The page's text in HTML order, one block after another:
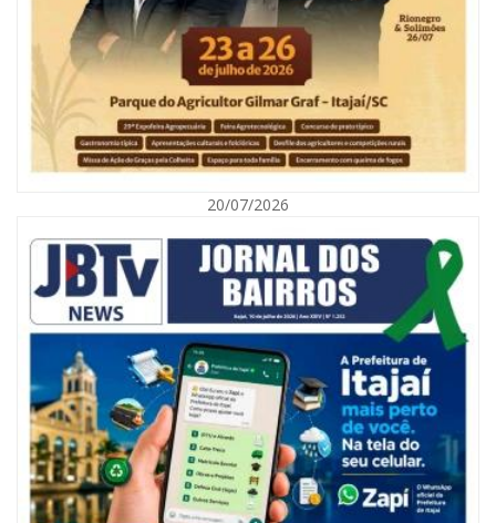
05/08/2026 | 07:00
Refis 2026 oferece opções de pagamentos com descontos
BALNEÁRIO CAMBORIÚ
20/07/2026